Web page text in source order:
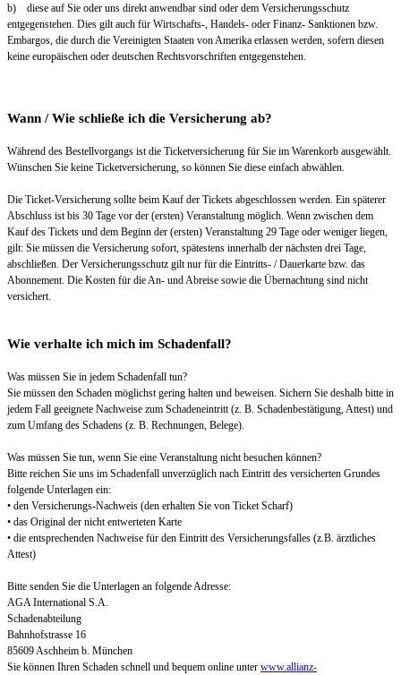
b) diese auf Sie oder uns direkt anwendbar sind oder dem Versicherungsschutz
entgegenstehen. Dies gilt auch für Wirtschafts-, Handels- oder Finanz- Sanktionen bzw.
Embargos, die durch die Vereinigten Staaten von Amerika erlassen werden, sofern diesen
keine europäischen oder deutschen Rechtsvorschriften entgegenstehen.
Wann / Wie schließe ich die Versicherung ab?
Während des Bestellvorgangs ist die Ticketversicherung für Sie im Warenkorb ausgewählt.
Wünschen Sie keine Ticketversicherung, so können Sie diese einfach abwählen.
Die Ticket-Versicherung sollte beim Kauf der Tickets abgeschlossen werden. Ein späterer
Abschluss ist bis 30 Tage vor der (ersten) Veranstaltung möglich. Wenn zwischen dem
Kauf des Tickets und dem Beginn der (ersten) Veranstaltung 29 Tage oder weniger liegen,
gilt: Sie müssen die Versicherung sofort, spätestens innerhalb der nächsten drei Tage,
abschließen. Der Versicherungsschutz gilt nur für die Eintritts- / Dauerkarte bzw. das
Abonnement. Die Kosten für die An- und Abreise sowie die Übernachtung sind nicht
versichert.
Wie verhalte ich mich im Schadenfall?
Was müssen Sie in jedem Schadenfall tun?
Sie müssen den Schaden möglichst gering halten und beweisen. Sichern Sie deshalb bitte in
jedem Fall geeignete Nachweise zum Schadeneintritt (z. B. Schadenbestätigung, Attest) und
zum Umfang des Schadens (z. B. Rechnungen, Belege).
Was müssen Sie tun, wenn Sie eine Veranstaltung nicht besuchen können?
Bitte reichen Sie uns im Schadenfall unverzüglich nach Eintritt des versicherten Grundes
folgende Unterlagen ein:
• den Versicherungs-Nachweis (den erhalten Sie von Ticket Scharf)
• das Original der nicht entwerteten Karte
• die entsprechenden Nachweise für den Eintritt des Versicherungsfalles (z.B. ärztliches
Attest)
Bitte senden Sie die Unterlagen an folgende Adresse:
AGA International S.A.
Schadenabteilung
Bahnhofstrasse 16
85609 Aschheim b. München
Sie können Ihren Schaden schnell und bequem online unter www.allianz-